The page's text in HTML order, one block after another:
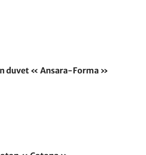
duvet « Ansara-Forma »